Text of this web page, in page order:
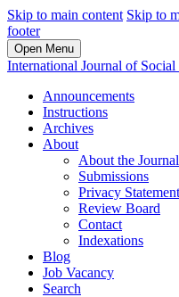
Skip to main content Skip to
footer
Open Menu
International Journal of
Announcements
Instructions
Archives
About
About the Journal
Submissions
Privacy Statement
Review Board
Contact
Indexations
Blog
Job Vacancy
Search